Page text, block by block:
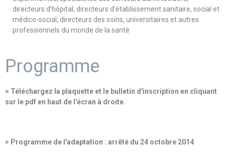
directeurs d'hôpital, directeurs d'établissement sanitaire, social et
médico-social, directeurs des soins, universitaires et autres
professionnels du monde de la santé
Programme
> Téléchargez la plaquette et le bulletin d'inscription en cliquant
sur le pdf en haut de l'écran à droite.
> Programme de l'adaptation : arrêté du 24 octobre 2014